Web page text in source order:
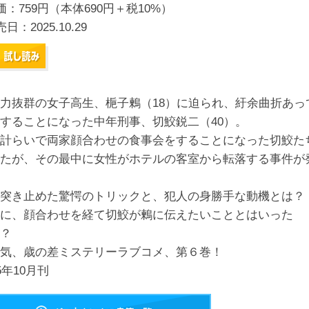
：759円（本体690円＋税10%）
日： 2025.10.29
抜群の女子高生、梔子鶫（18）に迫られ、紆余曲折あっ
ることになった中年刑事、切鮫鋭二（40）。
らいで両家顔合わせの食事会をすることになった切鮫た
が、その最中に女性がホテルの客室から転落する事件が
き止めた驚愕のトリックと、犯人の身勝手な動機とは？
、顔合わせを経て切鮫が鶫に伝えたいこととはいった
、歳の差ミステリーラブコメ、第６巻！
10月刊